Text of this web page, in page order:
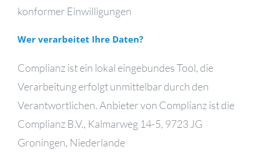
konformer Einwilligungen
Wer verarbeitet Ihre Daten?
Complianz ist ein lokal eingebundes Tool, die
Verarbeitung erfolgt unmittelbar durch den
Verantwortlichen. Anbieter von Complianz ist die
Complianz B.V., Kalmarweg 14-5, 9723 JG
Groningen, Niederlande